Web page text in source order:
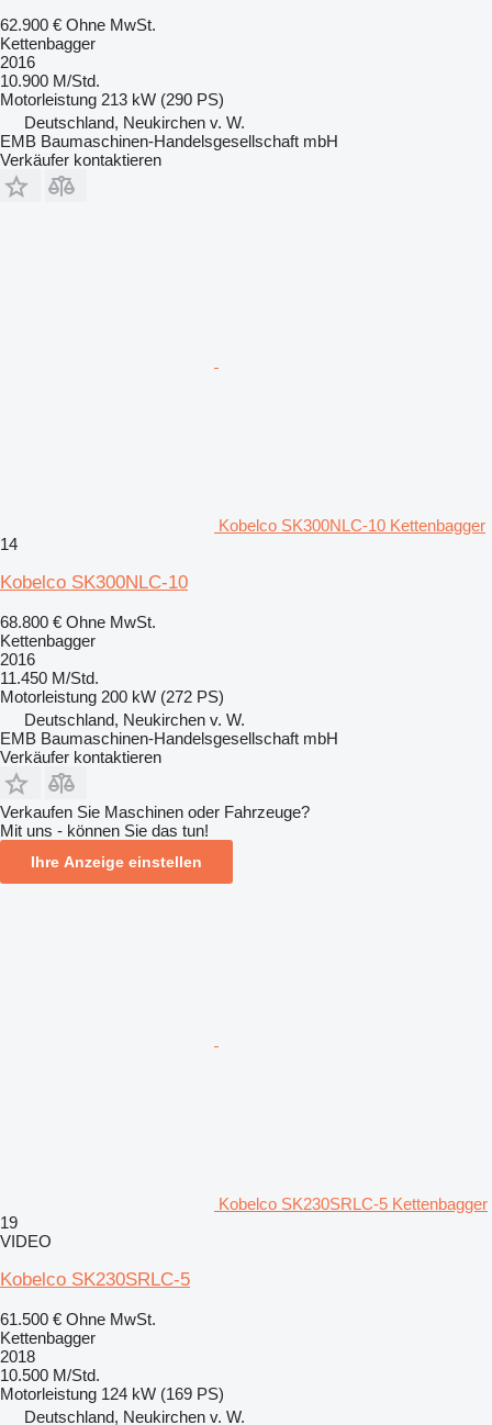
62.900 € Ohne MwSt.
Kettenbagger
2016
10.900 M/Std.
Motorleistung 213 kW (290 PS)
Deutschland, Neukirchen v. W.
EMB Baumaschinen-Handelsgesellschaft mbH
Verkäufer kontaktieren
Kobelco SK300NLC-10 Kettenbagger
14
Kobelco SK300NLC-10
68.800 € Ohne MwSt.
Kettenbagger
2016
11.450 M/Std.
Motorleistung 200 kW (272 PS)
Deutschland, Neukirchen v. W.
EMB Baumaschinen-Handelsgesellschaft mbH
Verkäufer kontaktieren
Verkaufen Sie Maschinen oder Fahrzeuge?
Mit uns - können Sie das tun!
Ihre Anzeige einstellen
Kobelco SK230SRLC-5 Kettenbagger
19
VIDEO
Kobelco SK230SRLC-5
61.500 € Ohne MwSt.
Kettenbagger
2018
10.500 M/Std.
Motorleistung 124 kW (169 PS)
Deutschland, Neukirchen v. W.